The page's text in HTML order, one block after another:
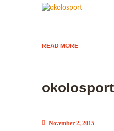
READ MORE
okolosport
November 2, 2015